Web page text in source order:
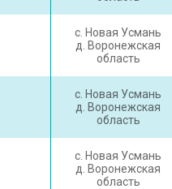
с. Новая Усмань
д. Воронежская
область
с. Новая Усмань
д. Воронежская
область
с. Новая Усмань
д. Воронежская
область